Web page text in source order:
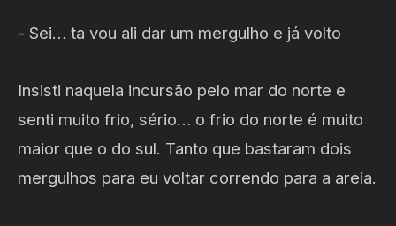
- Sei… ta vou ali dar um mergulho e já volto
Insisti naquela incursão pelo mar do norte e
senti muito frio, sério… o frio do norte é muito
maior que o do sul. Tanto que bastaram dois
mergulhos para eu voltar correndo para a areia.